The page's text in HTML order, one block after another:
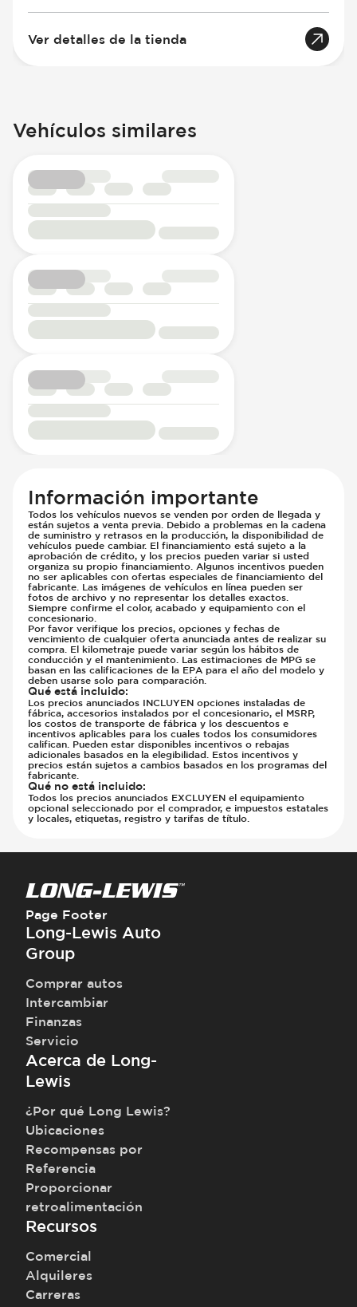
Ver detalles de la tienda
Vehículos similares
Información importante
Todos los vehículos nuevos se venden por orden de llegada y
están sujetos a venta previa. Debido a problemas en la cadena
de suministro y retrasos en la producción, la disponibilidad de
vehículos puede cambiar. El financiamiento está sujeto a la
aprobación de crédito, y los precios pueden variar si usted
organiza su propio financiamiento. Algunos incentivos pueden
no ser aplicables con ofertas especiales de financiamiento del
fabricante. Las imágenes de vehículos en línea pueden ser
fotos de archivo y no representar los detalles exactos.
Siempre confirme el color, acabado y equipamiento con el
concesionario.
Por favor verifique los precios, opciones y fechas de
vencimiento de cualquier oferta anunciada antes de realizar su
compra. El kilometraje puede variar según los hábitos de
conducción y el mantenimiento. Las estimaciones de MPG se
basan en las calificaciones de la EPA para el año del modelo y
deben usarse solo para comparación.
Qué está incluido:
Los precios anunciados INCLUYEN opciones instaladas de
fábrica, accesorios instalados por el concesionario, el MSRP,
los costos de transporte de fábrica y los descuentos e
incentivos aplicables para los cuales todos los consumidores
califican. Pueden estar disponibles incentivos o rebajas
adicionales basados en la elegibilidad. Estos incentivos y
precios están sujetos a cambios basados en los programas del
fabricante.
Qué no está incluido:
Todos los precios anunciados EXCLUYEN el equipamiento
opcional seleccionado por el comprador, e impuestos estatales
y locales, etiquetas, registro y tarifas de título.
Page Footer
Long-Lewis Auto
Group
Comprar autos
Intercambiar
Finanzas
Servicio
Acerca de Long-
Lewis
¿Por qué Long Lewis?
Ubicaciones
Recompensas por
Referencia
Proporcionar
retroalimentación
Recursos
Comercial
Alquileres
Carreras